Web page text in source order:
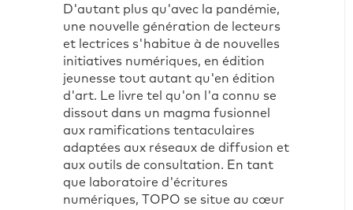
D'autant plus qu'avec la pandémie,
une nouvelle génération de lecteurs
et lectrices s'habitue à de nouvelles
initiatives numériques, en édition
jeunesse tout autant qu'en édition
d'art. Le livre tel qu'on l'a connu se
dissout dans un magma fusionnel
aux ramifications tentaculaires
adaptées aux réseaux de diffusion et
aux outils de consultation. En tant
que laboratoire d'écritures
numériques, TOPO se situe au cœur